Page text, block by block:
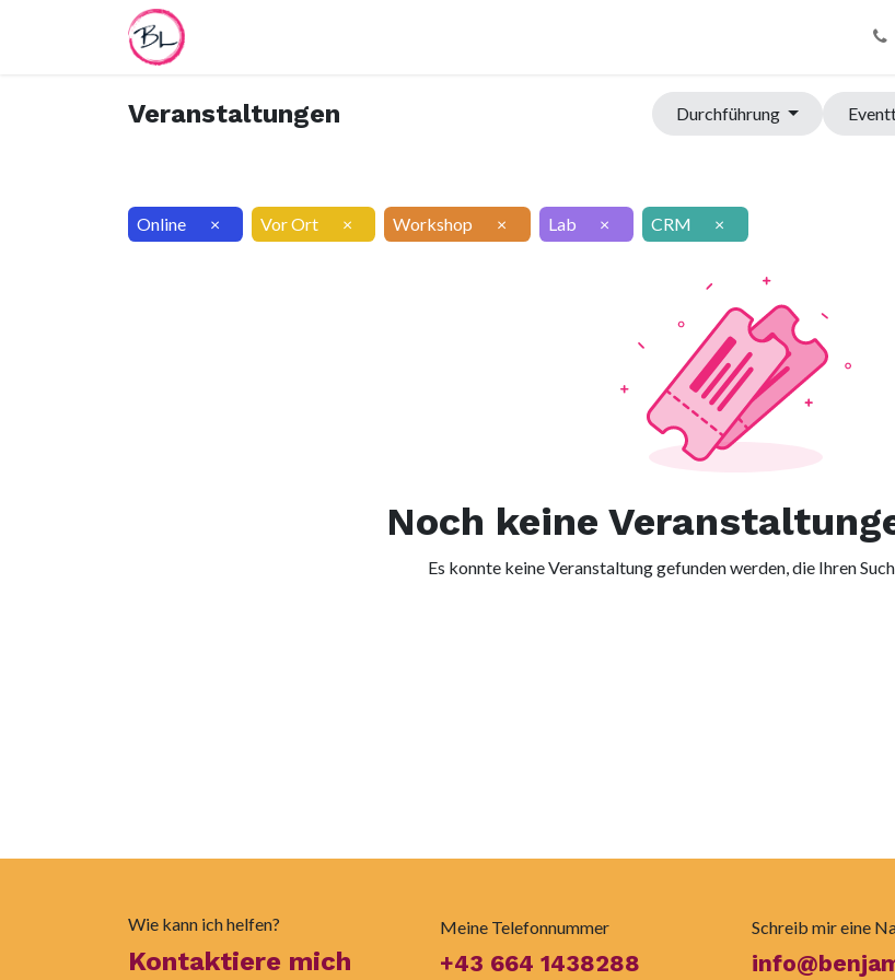
Veranstaltungen Durchführung
Online × Vor Ort × Workshop × Lab × CRM ×
Noch keine
Es konnte keine Veranstaltung gefunden werden, die Ihren
Wie kann ich helfen?
Kontaktiere mich
Meine Telefonnummer
+43 664 1438288
Schreib mir eine